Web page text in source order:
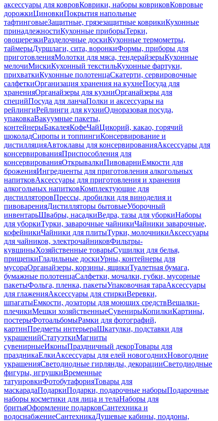
аксессуары для ковровКоврики, наборы ковриковКовровые
дорожкиЦиновкиПокрытия напольные
тафтинговыеЗащитные, грязезащитные коврикиКухонные
принадлежностиКухонные приборыТерки,
овощерезкиРазделочные доскиКухонные термометры,
таймерыДуршлаги, сита, воронкиФормы, приборы для
приготовленияМолотки для мяса, тендерайзерыКухонные
мелочиМискиКухонный текстильКухонные фартуки,
прихваткиКухонные полотенцаСкатерти, сервировочные
салфеткиОрганизация хранения на кухнеПосуда для
храненияОрганайзеры для кухниОрганайзеры для
специйПосуда для ланчаПолки и аксессуары на
рейлингиРейлинги для кухниОдноразовая посуда,
упаковкаВакуумные пакеты,
контейнерыБакалеяКофеЧайЦикорий, какао, горячий
шоколадСиропы и топпингиКонсервирование и
дистилляцияАвтоклавы для консервированияАксессуары для
консервированияПриспособления для
консервированияОткрывалкиПивоварниЕмкости для
броженияИнгредиенты для приготовления алкогольных
напитковАксессуары для приготовления и хранения
алкогольных напитковКомплектующие для
дистилляторовПрессы, дробилки для виноделия и
пивоваренияДистилляторы бытовыеУборочный
инвентарьШвабры, насадкиВедра, тазы для уборкиНаборы
для уборкиТурки, заварочные чайникиЧайники заварочные,
кофейникиЧайники для плитыТурки, молочникиАксессуары
для чайников, электрочайниковФильтры-
кувшиныХозяйственные товарыСушилки для белья,
прищепкиГладильные доскиУрны, контейнеры для
мусораОрганайзеры, корзины, ящикиТуалетная бумага,
бумажные полотенцаСалфетки, мочалки, губки, мусорные
пакетыФольга, пленка, пакетыУпаковочная тараАксессуары
для глаженияАксессуары для стиркиВеревки,
шпагатыЕмкости, дозаторы для моющих средствВешалки-
плечикиМешки хозяйственныеСувенирыКопилкиКартины,
постерыФотоальбомыРамки для фотографий,
картинПредметы интерьераШкатулки, подставки для
украшенийСтатуэткиМагниты
сувенирныеИконыПраздничный декорТовары для
праздникаЕлкиАксессуары для елей новогоднихНовогодние
украшенияСветодиодные гирлянды, декорацииСветодиодные
фигуры, игрушкиВременные
татуировкиФотобутафорияТовары для
маскарадаПодаркиПодарки, подарочные наборыПодарочные
наборы косметики для лица и телаНаборы для
бритьяОформление подарковСантехника и
водоснабжениеСантехникаДушевые кабины, поддоны,